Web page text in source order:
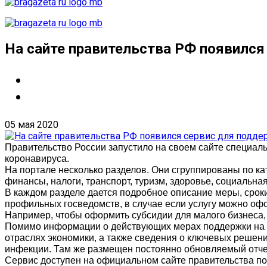
На сайте правительства РФ
05 мая 2020
Правительство России запустило на своем сайте
коронавируса.
На портале несколько разделов. Они сгруппированы по
финансы, налоги, транспорт, туризм, здоровье,
В каждом разделе дается подробное описание меры,
профильных госведомств, в случае если услугу можно
Например, чтобы оформить субсидии для малого
Помимо информации о действующих мерах поддержки на
отраслях экономики, а также сведения о ключевых
инфекции. Там же размещен постоянно обновляемый
Сервис доступен на официальном сайте правительства